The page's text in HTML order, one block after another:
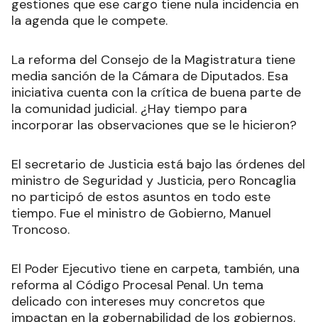
gestiones que ese cargo tiene nula incidencia en
la agenda que le compete.
La reforma del Consejo de la Magistratura tiene
media sanción de la Cámara de Diputados. Esa
iniciativa cuenta con la crítica de buena parte de
la comunidad judicial. ¿Hay tiempo para
incorporar las observaciones que se le hicieron?
El secretario de Justicia está bajo las órdenes del
ministro de Seguridad y Justicia, pero Roncaglia
no participó de estos asuntos en todo este
tiempo. Fue el ministro de Gobierno, Manuel
Troncoso.
El Poder Ejecutivo tiene en carpeta, también, una
reforma al Código Procesal Penal. Un tema
delicado con intereses muy concretos que
impactan en la gobernabilidad de los gobiernos.